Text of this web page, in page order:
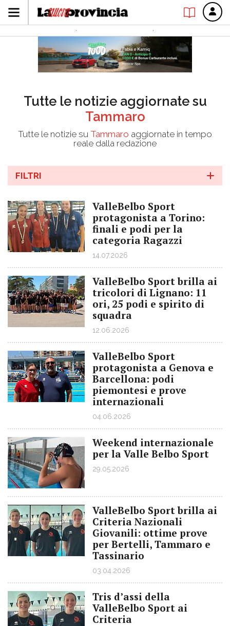
Tutte le notizie aggiornate su
Tammaro
Tutte le notizie su Tammaro aggiornate in tempo
reale dalla redazione
FILTRI
ValleBelbo Sport
protagonista a Torino:
finali e podi per la
categoria Ragazzi
14.07.2026
ValleBelbo Sport brilla ai
tricolori di Lignano: 11
ori, 25 podi e spirito di
squadra
12.06.2026
ValleBelbo Sport
protagonista a Genova e
Barcellona: podi
piemontesi e prove
internazionali
04.06.2026
Weekend internazionale
per la Valle Belbo Sport
29.05.2026
ValleBelbo Sport brilla ai
Criteria Nazionali
Giovanili: ottime prove
per Bertelli, Tammaro e
Tassinario
03.04.2026
Tris d’assi della
ValleBelbo Sport ai
Criteria